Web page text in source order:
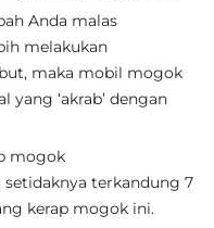
Anda malas
melakukan
maka mobil mogok
yang ‘akrab’ dengan
mogok
terkandung 7
kerap mogok ini.